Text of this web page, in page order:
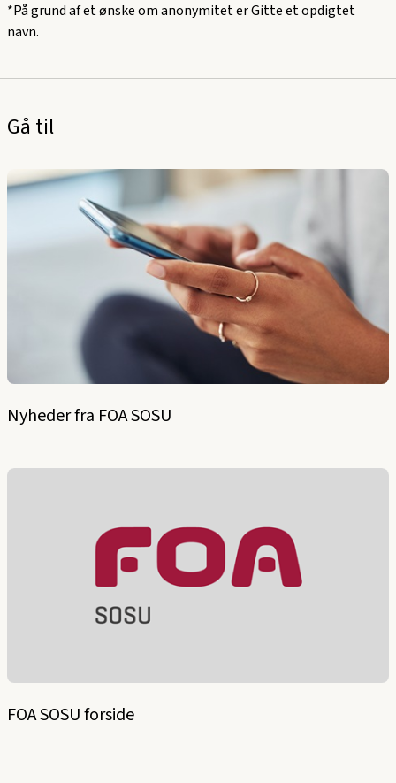
*På grund af et ønske om anonymitet er Gitte et opdigtet
navn.
Gå til
Nyheder fra FOA SOSU
FOA SOSU forside